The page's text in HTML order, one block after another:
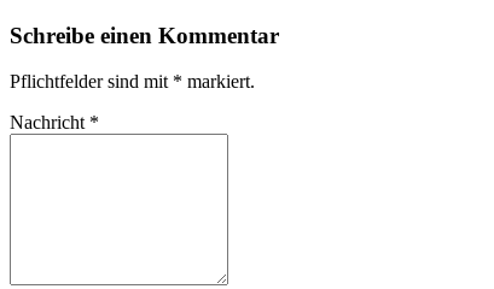
Schreibe einen Kommentar
Pflichtfelder sind mit * markiert.
Nachricht *